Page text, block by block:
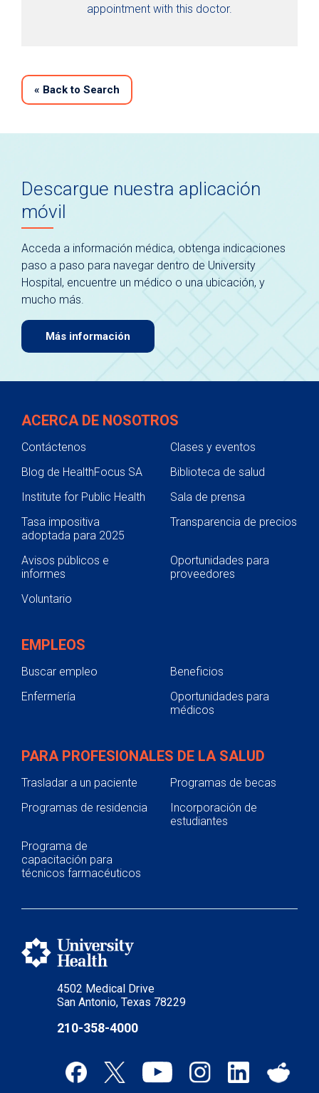
appointment with this doctor.
« Back to Search
Descargue nuestra aplicación
móvil
Acceda a información médica, obtenga indicaciones
paso a paso para navegar dentro de University
Hospital, encuentre un médico o una ubicación, y
mucho más.
Más información
4502 Medical Drive
San Antonio, Texas 78229
210-358-4000
ACERCA DE NOSOTROS
Contáctenos
Clases y eventos
Blog de HealthFocus SA
Biblioteca de salud
Institute for Public Health
Sala de prensa
Tasa impositiva
adoptada para 2025
Transparencia de precios
Avisos públicos e
informes
Oportunidades para
proveedores
Voluntario
EMPLEOS
Buscar empleo
Beneficios
Enfermería
Oportunidades para
médicos
PARA PROFESIONALES DE LA SALUD
Trasladar a un paciente
Programas de becas
Programas de residencia
Incorporación de
estudiantes
Programa de
capacitación para
técnicos farmacéuticos